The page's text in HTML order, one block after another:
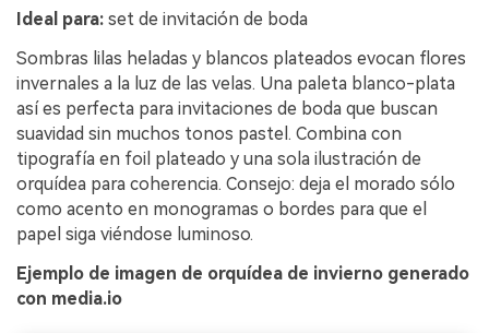
Ideal para: set de invitación de boda
Sombras lilas heladas y blancos plateados evocan flores
invernales a la luz de las velas. Una paleta blanco-plata
así es perfecta para invitaciones de boda que buscan
suavidad sin muchos tonos pastel. Combina con
tipografía en foil plateado y una sola ilustración de
orquídea para coherencia. Consejo: deja el morado sólo
como acento en monogramas o bordes para que el
papel siga viéndose luminoso.
Ejemplo de imagen de orquídea de invierno generado
con media.io